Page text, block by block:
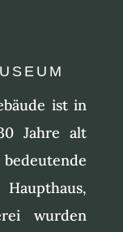
ist in
Jahre alt
wurden